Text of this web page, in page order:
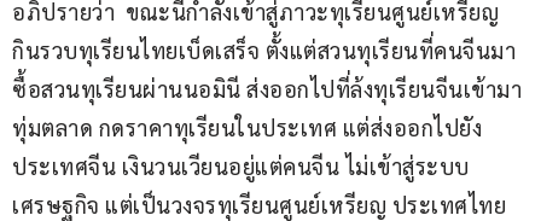
อภิปรายว่า  ขณะนี้กำลังเข้าสู่ภาวะทุเรียนศูนย์เหรียญ
กินรวบทุเรียนไทยเบ็ดเสร็จ ตั้งแต่สวนทุเรียนที่คนจีนมา
ซื้อสวนทุเรียนผ่านนอมินี ส่งออกไปที่ล้งทุเรียนจีนเข้ามา
ทุ่มตลาด กดราคาทุเรียนในประเทศ แต่ส่งออกไปยัง
ประเทศจีน เงินวนเวียนอยู่แต่คนจีน ไม่เข้าสู่ระบบ
เศรษฐกิจ แต่เป็นวงจรทุเรียนศูนย์เหรียญ ประเทศไทย